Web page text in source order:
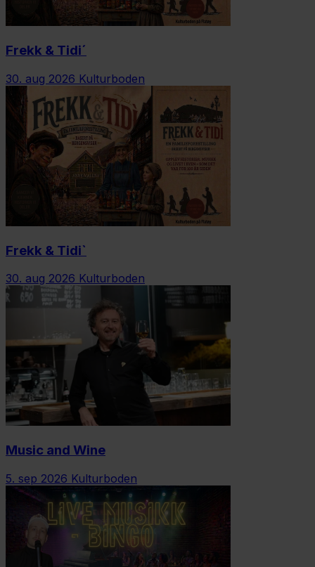
Frekk & Tidi´
30. aug 2026 Kulturboden
Frekk & Tidi`
30. aug 2026 Kulturboden
Music and Wine
5. sep 2026 Kulturboden